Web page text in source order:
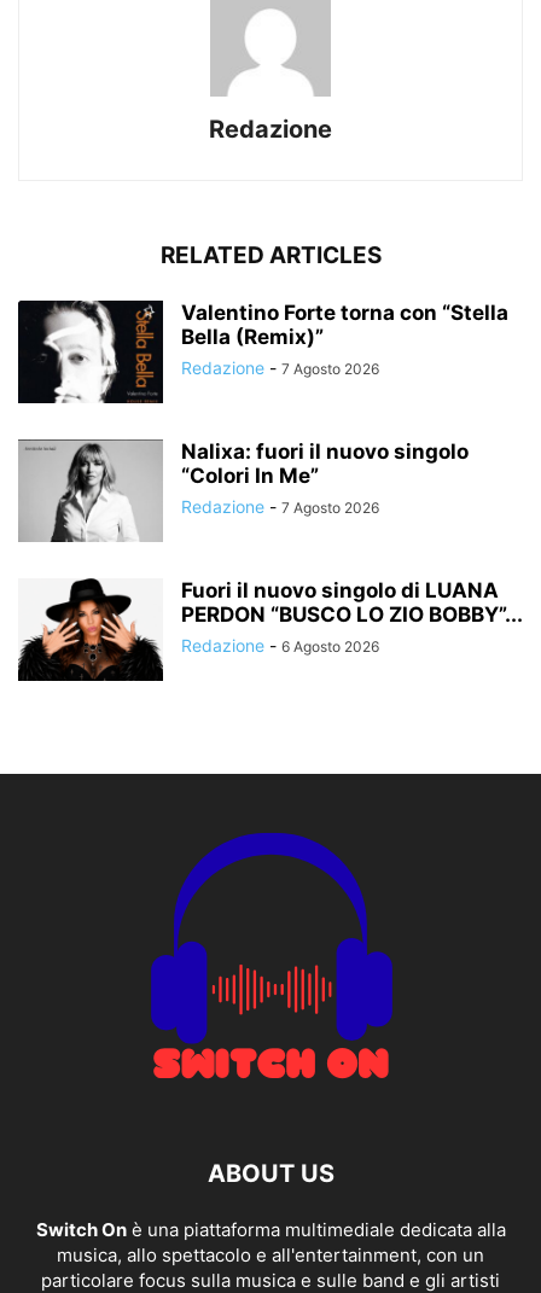
Redazione
RELATED ARTICLES
Valentino Forte torna con “Stella
Bella (Remix)”
Redazione - 7 Agosto 2026
Nalixa: fuori il nuovo singolo
“Colori In Me”
Redazione - 7 Agosto 2026
Fuori il nuovo singolo di LUANA
PERDON “BUSCO LO ZIO BOBBY”...
Redazione - 6 Agosto 2026
ABOUT US
Switch Onè una piattaforma multimediale dedicata alla
musica, allo spettacolo e all'entertainment, con un
particolare focus sulla musica e sulle band e gli artisti